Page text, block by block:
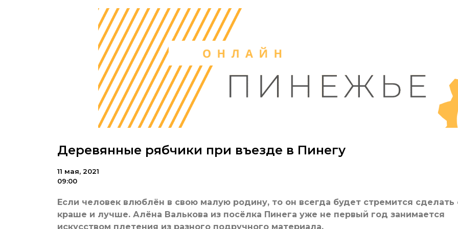
Деревянные рябчики при въезде в Пинегу
11 мая, 2021
09:00
Если человек влюблён в свою малую родину, то он всегда будет стремится сделать
краше и лучше. Алёна Валькова из посёлка Пинега уже не первый год занимается
искусством плетения из разного подручного материала.